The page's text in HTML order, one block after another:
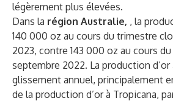
légèrement plus élevées.
Dans la région Australie, , la
140 000 oz au cours du trimestre
2023, contre 143 000 oz au cours
septembre 2022. La production
glissement annuel, principalement
de la production d’or à Tropicana,